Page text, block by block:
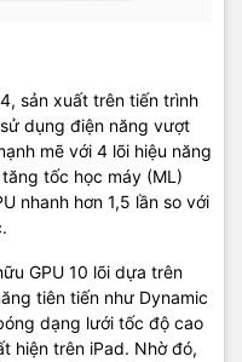
sản xuất trên tiến trình
dụng điện năng vượt
mẽ với 4 lõi hiệu năng
tốc học máy (ML)
nhanh hơn 1,5 lần so với
GPU 10 lõi dựa trên
tiên tiến như Dynamic
dạng lưới tốc độ cao
hiện trên iPad. Nhờ đó,